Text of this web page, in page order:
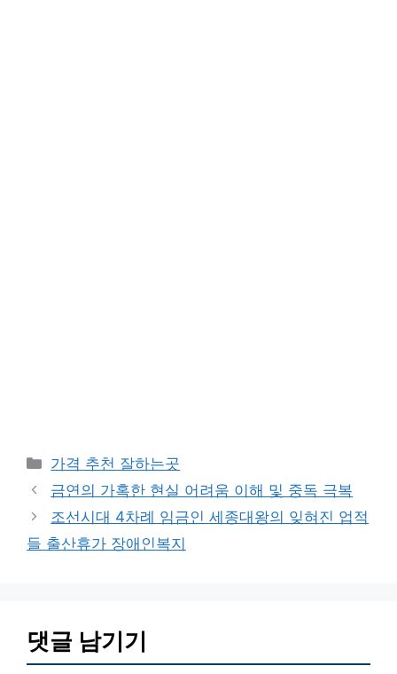
카
테
리
가격 추천 잘하는곳
금연의 가혹한 현실 어려움 이해 및 중독 극복
조선시대 4차례 임금인 세종대왕의 잊혀진 업적
들 출산휴가 장애인복지
댓글 남기기